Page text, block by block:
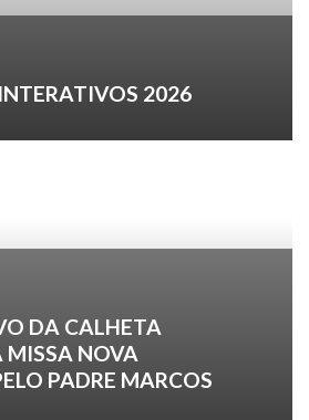
2026
DA CALHETA
MISSA NOVA
PADRE MARCOS